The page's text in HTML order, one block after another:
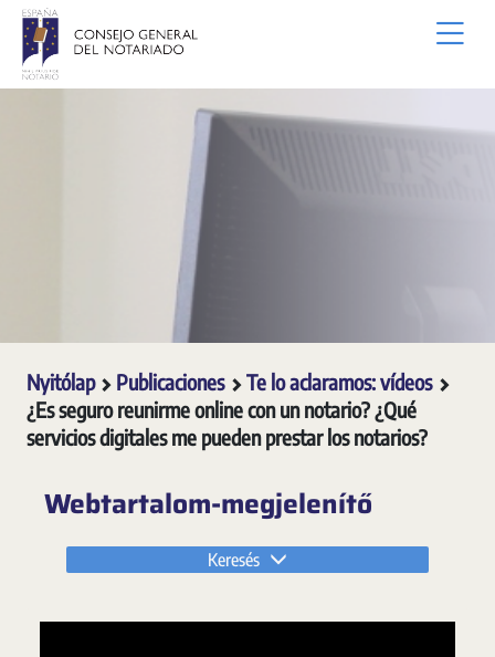
Ugrás a fő tartalomhoz
Nyitólap Publicaciones
Te lo aclaramos: vídeos
¿Es seguro reunirme online con un notario? ¿Qué
servicios digitales me pueden prestar los notarios?
Webtartalom-megjelenítő
Keresés